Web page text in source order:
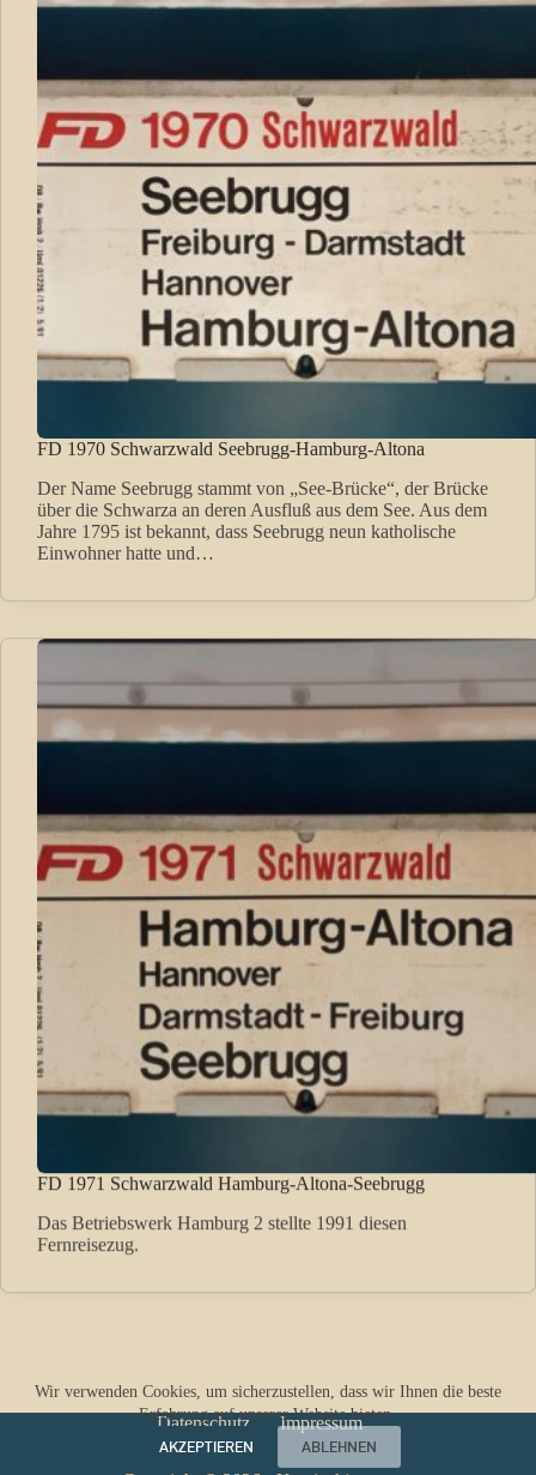
Wir verwenden Cookies, um sicherzustellen, dass wir Ihnen die beste
Erfahrung auf unserer Website bieten.
AKZEPTIEREN
ABLEHNEN
FD 1970 Schwarzwald Seebrugg-Hamburg-Altona
Der Name Seebrugg stammt von „See-Brücke“, der Brücke
über die Schwarza an deren Ausfluß aus dem See. Aus dem
Jahre 1795 ist bekannt, dass Seebrugg neun katholische
Einwohner hatte und…
FD 1971 Schwarzwald Hamburg-Altona-Seebrugg
Das Betriebswerk Hamburg 2 stellte 1991 diesen
Fernreisezug.
Datenschutz Impressum